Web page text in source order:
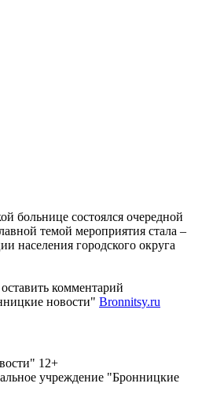
больнице состоялся очередной
темой мероприятия стала –
населения городского округа
комментарий
новости" Bronnitsy.ru
12+
учреждение "Бронницкие